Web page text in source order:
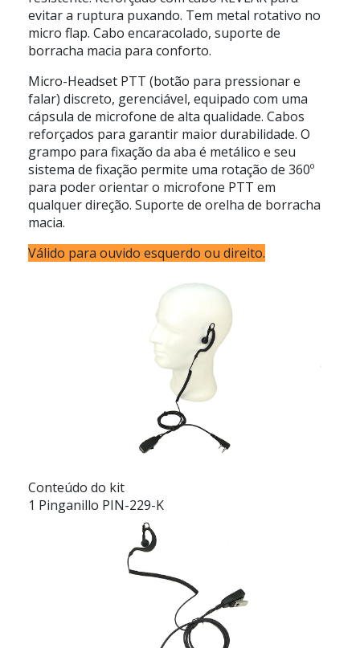
evitar a ruptura puxando. Tem metal rotativo no
micro flap. Cabo encaracolado, suporte de
borracha macia para conforto.
Micro-Headset PTT (botão para pressionar e
falar) discreto, gerenciável, equipado com uma
cápsula de microfone de alta qualidade. Cabos
reforçados para garantir maior durabilidade. O
grampo para fixação da aba é metálico e seu
sistema de fixação permite uma rotação de 360º
para poder orientar o microfone PTT em
qualquer direção. Suporte de orelha de borracha
macia.
Válido para ouvido esquerdo ou direito.
Conteúdo do kit
1 Pinganillo PIN-229-K